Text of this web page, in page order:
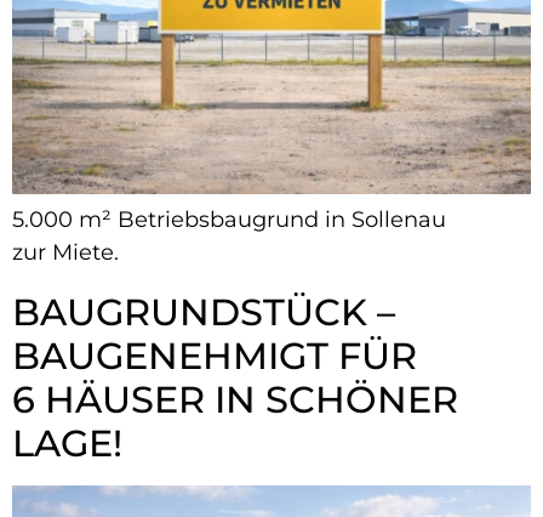
5.000 m² Betriebsbaugrund in Sollenau
zur Miete.
BAUGRUNDSTÜCK –
BAUGENEHMIGT FÜR
6 HÄUSER IN SCHÖNER
LAGE!